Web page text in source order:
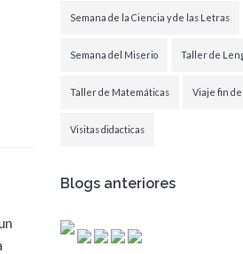
Semana de la Ciencia y de las Letras
Semana del Miserio Taller de
Taller de Matemáticas Viaje fin
Visitas didacticas
Blogs anteriores